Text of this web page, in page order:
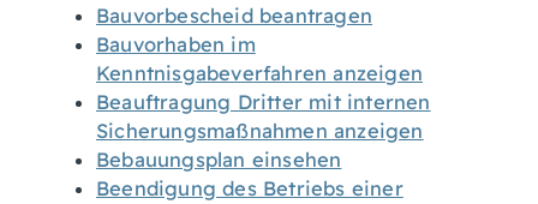
Bauvorbescheid beantragen
Bauvorhaben im
Kenntnisgabeverfahren anzeigen
Beauftragung Dritter mit internen
Sicherungsmaßnahmen anzeigen
Bebauungsplan einsehen
Beendigung des Betriebs einer